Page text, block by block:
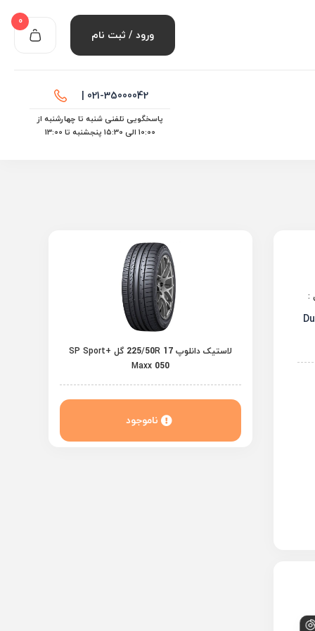
ورود / ثبت نام
0
021-35000042 |
پاسخگویی تلفنی شنبه تا چهارشنبه از
10:00 الی ۱۵:30 پنجشنبه تا 13:00
:
لاستیک دانلوپ 225/50R 17 گل +SP Sport
Maxx 050
ناموجود